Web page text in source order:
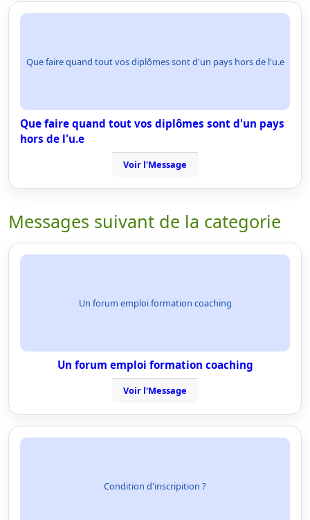
Que faire quand tout vos diplômes sont d'un pays hors de l'u.e
Que faire quand tout vos diplômes sont d'un pays
hors de l'u.e
Voir l'Message
Messages suivant de la categorie
Un forum emploi formation coaching
Un forum emploi formation coaching
Voir l'Message
Condition d'inscripition ?